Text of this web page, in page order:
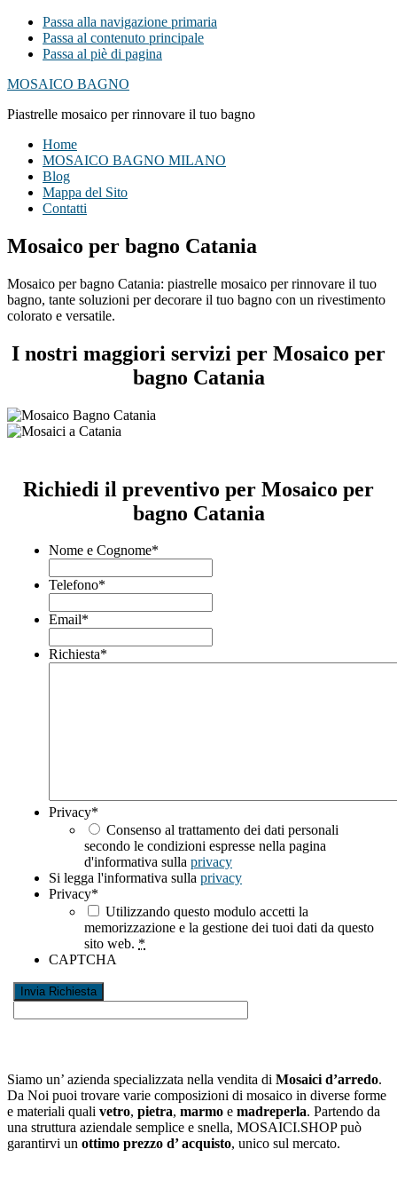
Passa alla navigazione primaria
Passa al contenuto principale
Passa al piè di pagina
MOSAICO BAGNO
Piastrelle mosaico per rinnovare il tuo bagno
Home
MOSAICO BAGNO MILANO
Blog
Mappa del Sito
Contatti
Mosaico per bagno Catania
Mosaico per bagno Catania: piastrelle mosaico per rinnovare il tuo
bagno, tante soluzioni per decorare il tuo bagno con un rivestimento
colorato e versatile.
I nostri maggiori servizi per Mosaico per
bagno Catania
Richiedi il preventivo per Mosaico per
bagno Catania
Nome e Cognome*
Telefono*
Email*
Richiesta*
Privacy*
Consenso al trattamento dei dati personali
secondo le condizioni espresse nella pagina
d'informativa sulla privacy
Si legga l'informativa sulla privacy
Privacy*
Utilizzando questo modulo accetti la
memorizzazione e la gestione dei tuoi dati da questo
sito web. *
CAPTCHA
Siamo un’ azienda specializzata nella vendita di Mosaici d’arredo.
Da Noi puoi trovare varie composizioni di mosaico in diverse forme
e materiali quali vetro, pietra, marmo e madreperla. Partendo da
una struttura aziendale semplice e snella, MOSAICI.SHOP può
garantirvi un ottimo prezzo d’ acquisto, unico sul mercato.